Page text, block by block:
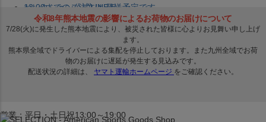
セレクション公式LINE@
営業：平日・土日祝13:00～19:00
12:00までのご注文は発送予定です。
在庫品は 1-3営業日内で発送!! ※お取寄せ商品は対象外